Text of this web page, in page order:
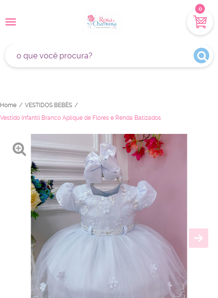
0
Home
VESTIDOS BEBÊS
Vestido Infantil Branco Aplique de Flores e Renda Batizados